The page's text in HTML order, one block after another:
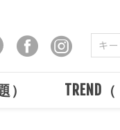
） TREND